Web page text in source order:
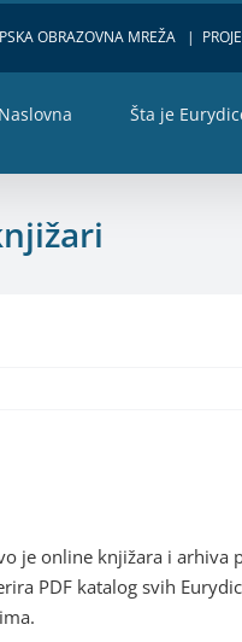
OBRAZOVNA MREŽA |
Naslovna Šta je
je online knjižara i
PDF katalog svih